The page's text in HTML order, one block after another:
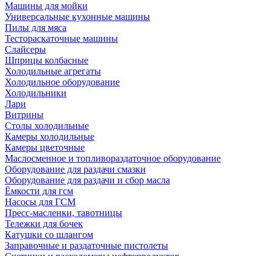
Машины для мойки
Универсальные кухонные машины
Пилы для мяса
Тестораскаточные машины
Слайсеры
Шприцы колбасные
Холодильные агрегаты
Холодильное оборудование
Холодильники
Лари
Витрины
Столы холодильные
Камеры холодильные
Камеры цветочные
Маслосменное и топливораздаточное оборудование
Оборудование для раздачи смазки
Оборудование для раздачи и сбор масла
Ёмкости для гсм
Насосы для ГСМ
Пресс-масленки, тавотницы
Тележки для бочек
Катушки со шлангом
Заправочные и раздаточные пистолеты